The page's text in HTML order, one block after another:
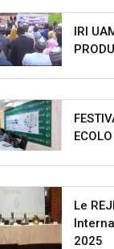
IRI
ECOLO
Le
2025